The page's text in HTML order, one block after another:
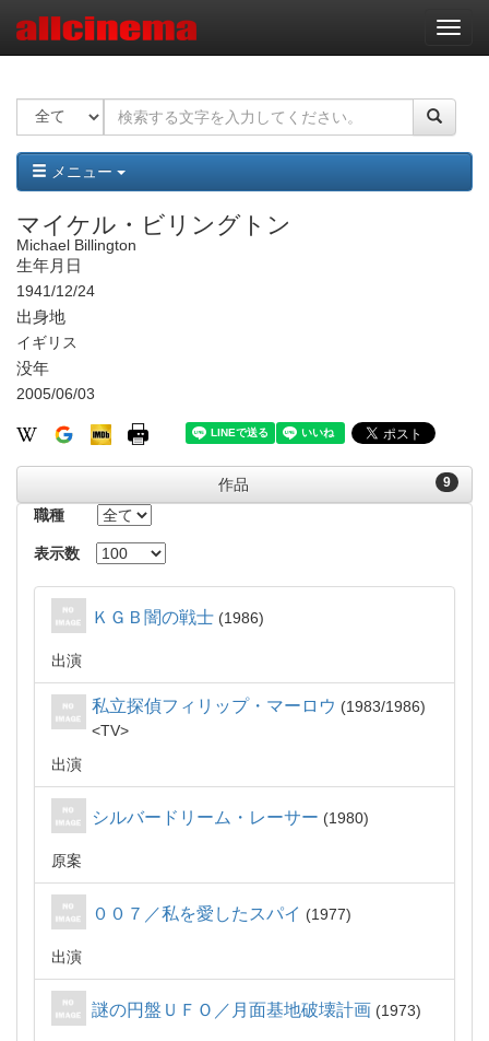
ナ
ビ
ー
ョ
ン
メニュー
マイケル・ビリングトン
Michael Billington
生年月日
1941/12/24
出身地
イギリス
没年
2005/06/03
9
作品
職種
表示数
ＫＧＢ闇の戦士 1986
出演
私立探偵フィリップ・マーロウ
1983/1986
TV
出演
シルバードリーム・レーサー 1980
原案
００７／私を愛したスパイ 1977
出演
謎の円盤ＵＦＯ／月面基地破壊計画 1973